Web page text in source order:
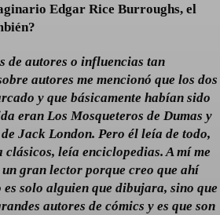
Edgar Rice Burroughs, el
de autores o influencias tan
autores me mencionó que los dos
y que básicamente habían sido
eran Los Mosqueteros de Dumas y
Jack London. Pero él leía de todo,
leía enciclopedias. A mí me
gran lector porque creo que ahí
es solo alguien que dibujara, sino que
autores de cómics y es que son